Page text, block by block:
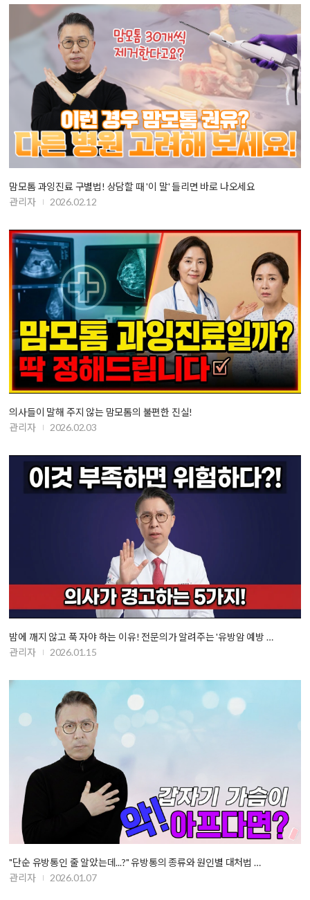
맘모톰 과잉진료 구별법! 상담할 때 '이 말' 들리면 바로 나오세요
관리자
2026.02.12
의사들이 말해 주지 않는 맘모톰의 불편한 진실!
관리자
2026.02.03
밤에 깨지 않고 푹 자야 하는 이유! 전문의가 알려주는 '유방암 예방 …
관리자
2026.01.15
"단순 유방통인 줄 알았는데...?" 유방통의 종류와 원인별 대처법 …
관리자
2026.01.07